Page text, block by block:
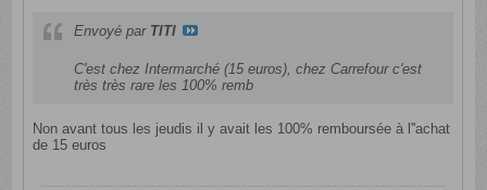
Envoyé par TITI
C'est chez Intermarché (15 euros), chez Carrefour c'est
très très rare les 100% remb
Non avant tous les jeudis il y avait les 100% remboursée à l''achat
de 15 euros